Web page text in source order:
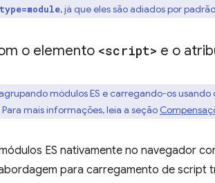
type=module, já que eles são adiados por
o elemento <script> e o
módulos ES e carregando-os usando
mais informações, leia a seção
ES nativamente no navegador
para carregamento de script